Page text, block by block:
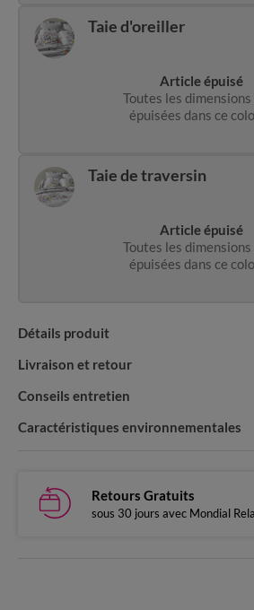
Article épuisé
Toutes les
épuisées dans ce
Taie d'oreiller
Article épuisé
Toutes les
épuisées dans ce
Taie de traversin
Détails produit
Livraison et retour
Conseils entretien
Caractéristiques environnementales
Retours Gratuits
sous 30 jours avec Mondial